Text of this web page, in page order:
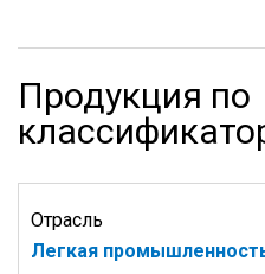
Продукция по
Отрасль
Легкая